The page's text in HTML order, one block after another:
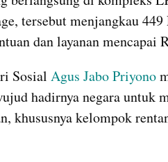
tersebut menjangkau
dan layanan mencapai
Sosial Agus Jabo Priyono
hadirnya negara untuk
khususnya kelompok